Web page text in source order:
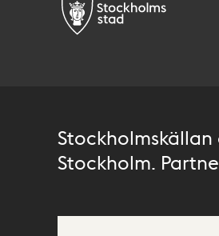
Stockholm.